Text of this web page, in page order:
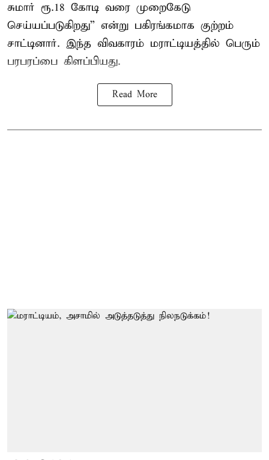
சுமார் ரூ.18 கோடி வரை முறைகேடு
செய்யப்படுகிறது” என்று பகிரங்கமாக குற்றம்
சாட்டினார். இந்த விவகாரம் மராட்டியத்தில் பெரும்
பரபரப்பை கிளப்பியது.
Read More